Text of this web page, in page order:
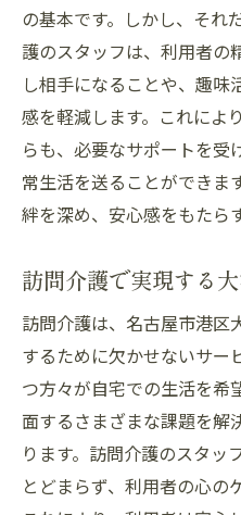
の基本です。しかし、それ
護のスタッフは、利用者の
し相手になることや、趣
感を軽減します。これによ
らも、必要なサポートを受
常生活を送ることができま
絆を深め、安心感をもたら
訪問介護で実現する
訪問介護は、名古屋市港区
するために欠かせないサー
つ方々が自宅での生活を希
面するさまざまな課題を解
ります。訪問介護のスタッ
とどまらず、利用者の心の